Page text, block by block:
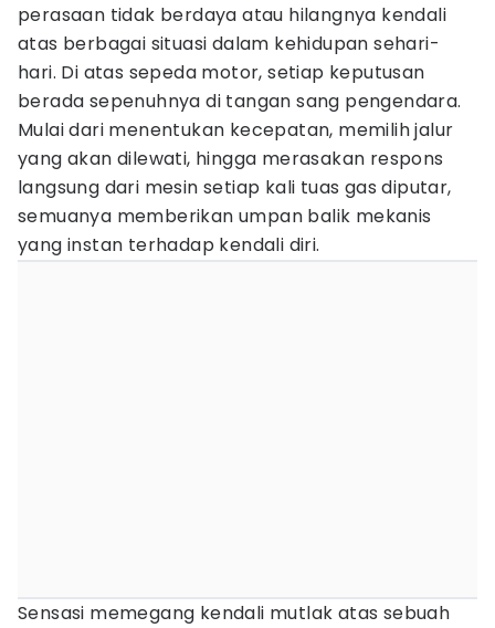
perasaan tidak berdaya atau hilangnya kendali
atas berbagai situasi dalam kehidupan sehari-
hari. Di atas sepeda motor, setiap keputusan
berada sepenuhnya di tangan sang pengendara.
Mulai dari menentukan kecepatan, memilih jalur
yang akan dilewati, hingga merasakan respons
langsung dari mesin setiap kali tuas gas diputar,
semuanya memberikan umpan balik mekanis
yang instan terhadap kendali diri.
Sensasi memegang kendali mutlak atas sebuah